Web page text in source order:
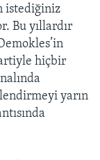
istediğiniz
Bu yıllardır
hiçbir
yarın